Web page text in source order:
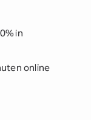
in
online